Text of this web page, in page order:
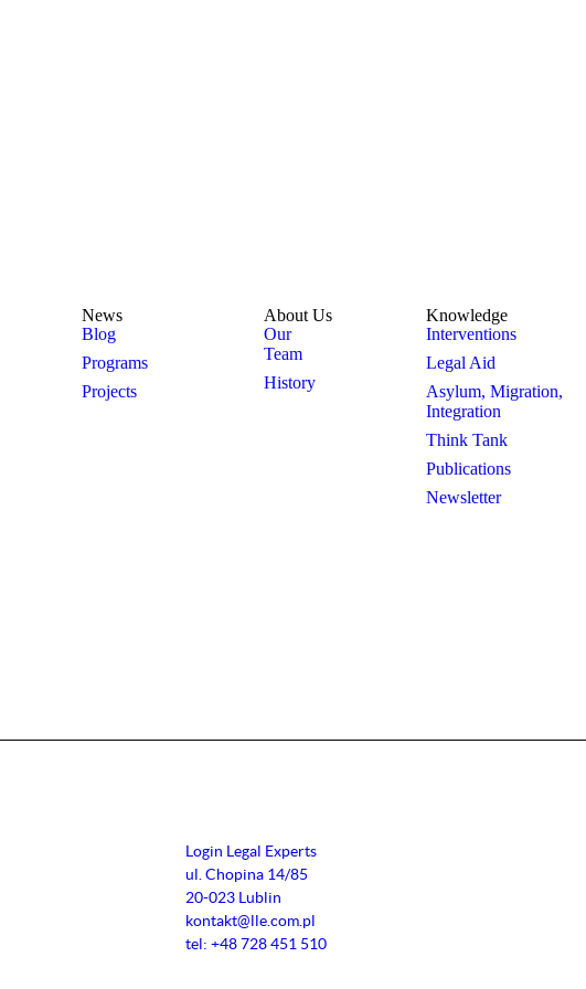
News
Blog
Programs
Projects
About Us
Our
Team
History
Knowledge
Interventions
Legal Aid
Asylum, Migration,
Integration
Think Tank
Publications
Newsletter
Login Legal Experts
ul. Chopina 14/85
20-023 Lublin
kontakt@lle.com.pl
tel: +48 728 451 510